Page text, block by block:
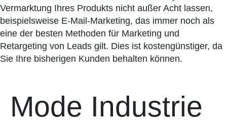
Vermarktung Ihres Produkts nicht außer Acht lassen,
beispielsweise E-Mail-Marketing, das immer noch als
eine der besten Methoden für Marketing und
Retargeting von Leads gilt. Dies ist kostengünstiger, da
Sie Ihre bisherigen Kunden behalten können.
Mode Industrie